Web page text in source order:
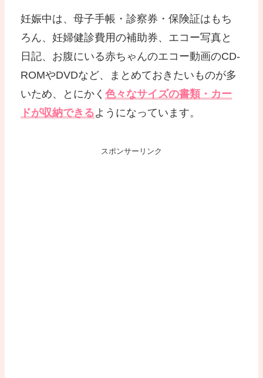
妊娠中は、母子手帳・診察券・保険証はもち
ろん、妊婦健診費用の補助券、エコー写真と
日記、お腹にいる赤ちゃんのエコー動画のCD-
ROMやDVDなど、まとめておきたいものが多
いため、とにかく色々なサイズの書類・カー
ドが収納できるようになっています。
スポンサーリンク